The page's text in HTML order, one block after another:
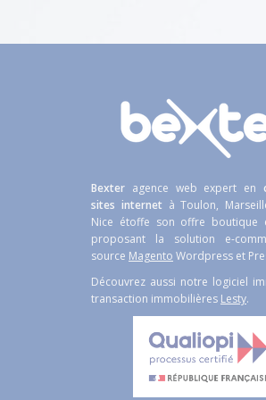
Bexter agence web expert en
sites internet à Toulon,
Nice étoffe son offre boutique
proposant la solution e-
source Magento Wordpress et
Découvrez aussi notre logiciel
transaction immobilières Lesty.